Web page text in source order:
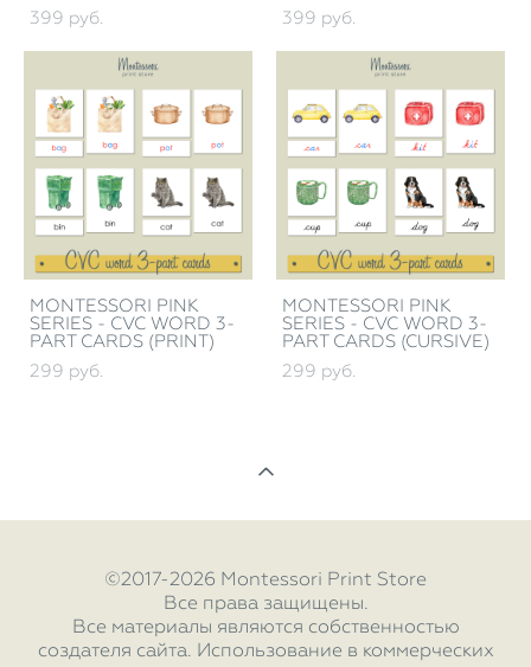
399 pуб.
399 pуб.
MONTESSORI PINK
SERIES - CVC WORD 3-
PART CARDS (PRINT)
299 pуб.
MONTESSORI PINK
SERIES - CVC WORD 3-
PART CARDS (CURSIVE)
299 pуб.
©2017-2026 Montessori Print Store
Все права защищены.
Все материалы являются собственностью
создателя сайта. Использование в коммерческих